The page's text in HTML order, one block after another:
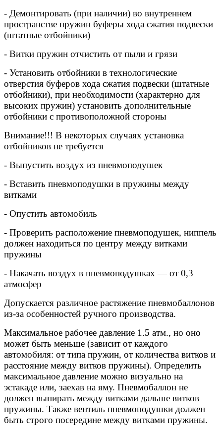
- Демонтировать (при наличии) во внутреннем
пространстве пружин буферы хода сжатия подвески
(штатные отбойники)
- Витки пружин отчистить от пыли и грязи
- Установить отбойники в технологические
отверстия буферов хода сжатия подвески (штатные
отбойники), при необходимости (характерно для
высоких пружин) установить дополнительные
отбойники с противоположной стороны
Внимание!!! В некоторых случаях установка
отбойников не требуется
- Выпустить воздух из пневмоподушек
- Вставить пневмоподушки в пружины между
витками
- Опустить автомобиль
- Проверить расположение пневмоподушек, ниппель
должен находиться по центру между витками
пружины
- Накачать воздух в пневмоподушках — от 0,3
атмосфер
Допускается различное растяжение пневмобаллонов
из-за особенностей ручного производства.
Максимальное рабочее давление 1.5 атм., но оно
может быть меньше (зависит от каждого
автомобиля: от типа пружин, от количества витков и
расстояние между витков пружины). Определить
максимальное давление можно визуально на
эстакаде или, заехав на яму. Пневмобаллон не
должен выпирать между витками дальше витков
пружины. Также вентиль пневмоподушки должен
быть строго посередине между витками пружины.